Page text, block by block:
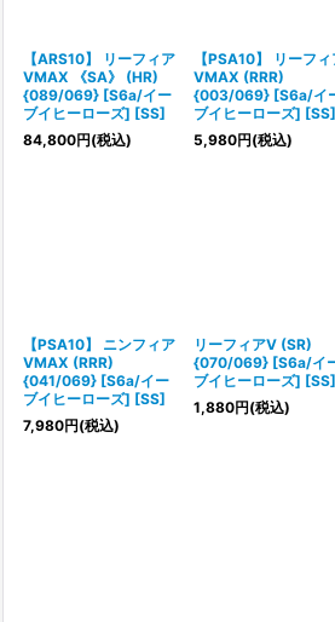
【ARS10】 リーフィア
VMAX 《SA》 (HR)
{089/069} [S6a/イー
ブイヒーローズ] [SS]
84,800円(税込)
【PSA10】 リーフィ
VMAX (RRR)
{003/069} [S6a/イ
ブイヒーローズ] [SS]
5,980円(税込)
【PSA10】 ニンフィア
VMAX (RRR)
{041/069} [S6a/イー
ブイヒーローズ] [SS]
7,980円(税込)
リーフィアV (SR)
{070/069} [S6a/イ
ブイヒーローズ] [SS]
1,880円(税込)